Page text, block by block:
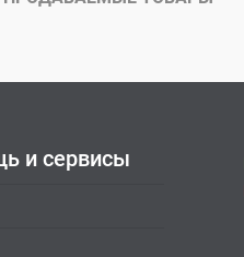
и сервисы